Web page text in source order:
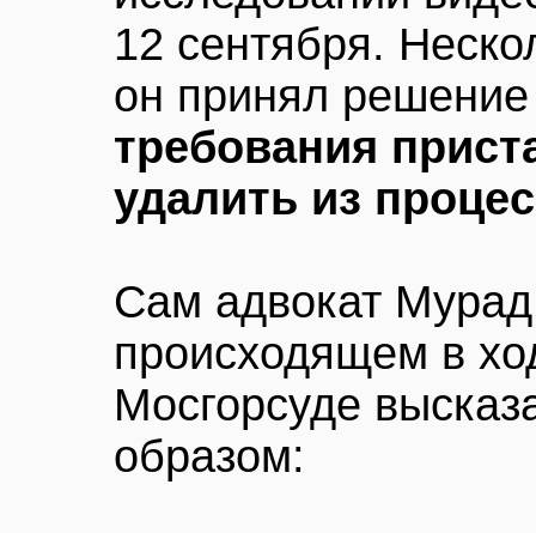
12 сентября.
он принял
требования
удалить из
Сам адвокат
происходящем в
Мосгорсуде
образом: